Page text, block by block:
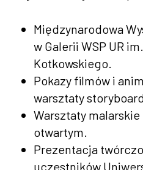
Międzynarodowa
w Galerii WSP UR
Kotkowskiego.
Pokazy filmów i
warsztaty
Warsztaty
otwartym.
Prezentacja
uczestników